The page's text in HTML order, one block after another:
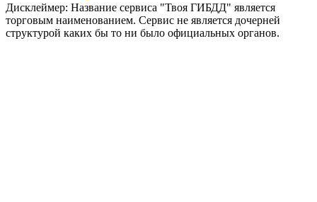
Дисклеймер: Название сервиса "Твоя ГИБДД" является
торговым наименованием. Сервис не является дочерней
структурой каких бы то ни было официальных органов.